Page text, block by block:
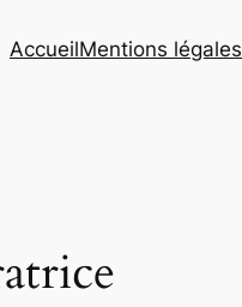
AccueilMentions légales